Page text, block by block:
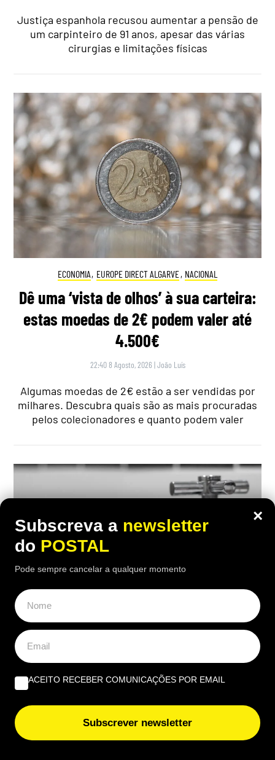
Justiça espanhola recusou aumentar a pensão de
um carpinteiro de 91 anos, apesar das várias
cirurgias e limitações físicas
ECONOMIA, EUROPE DIRECT ALGARVE, NACIONAL
Dê uma ‘vista de olhos’ à sua carteira:
estas moedas de 2€ podem valer até
4.500€
22:40 8 Agosto, 2026 |João Luís
Algumas moedas de 2€ estão a ser vendidas por
milhares. Descubra quais são as mais procuradas
pelos colecionadores e quanto podem valer
Milhares sem água: vai haver cortes de
água prolongados em Portugal e há um
concelho com interrupção durante 5
dias
×
Subscreva a newsletter
do POSTAL
Pode sempre cancelar a qualquer momento
ACEITO RECEBER COMUNICAÇÕES POR EMAIL
Subscrever newsletter